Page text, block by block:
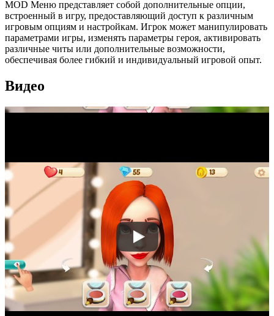
MOD Меню представляет собой дополнительные опции,
встроенный в игру, предоставляющий доступ к различным
игровым опциям и настройкам. Игрок может манипулировать
параметрами игры, изменять параметры героя, активировать
различные читы или дополнительные возможности,
обеспечивая более гибкий и индивидуальный игровой опыт.
Видео